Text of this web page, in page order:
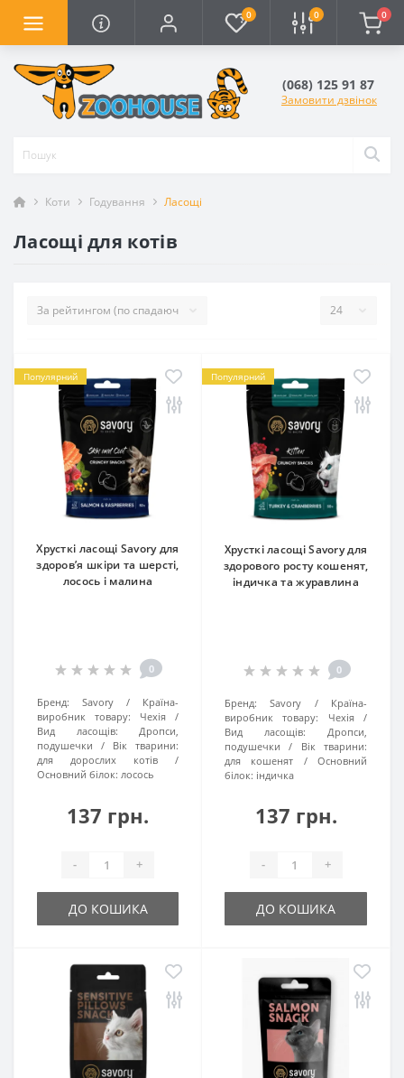
0 0 0
(068) 125 91 87
Замовити дзвінок
Коти Годування Ласощі
Ласощі для котів
Популярний
Хрусткі ласощі Savory для
здоров’я шкіри та шерсті,
лосось і малина
0
Бренд: Savory
Країна-
виробник товару:
Чехія
Вид ласощів:
Дропси,
подушечки
Вік тварини:
для дорослих котів
Основний білок: лосось
137 грн.
- +
ДО КОШИКА
Популярний
Хрусткі ласощі Savory для
здорового росту кошенят,
індичка та журавлина
0
Бренд: Savory
Країна-
виробник товару:
Чехія
Вид ласощів:
Дропси,
подушечки
Вік тварини:
для кошенят
Основний
білок: індичка
137 грн.
- +
ДО КОШИКА